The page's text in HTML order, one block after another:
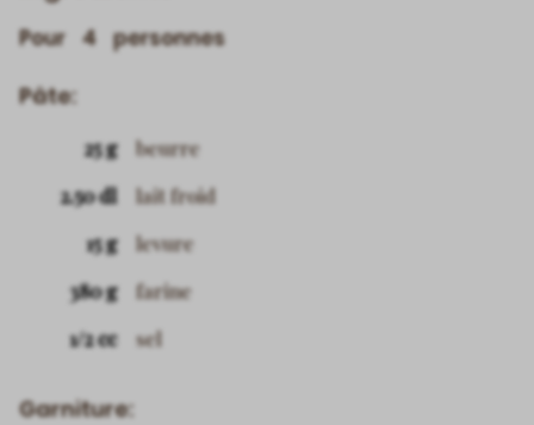
Pour
4 personnes
Pâte:
25 g
beurre
2.50 dl
lait froid
15 g
levure
380 g
farine
1/2 cc
sel
Garniture: